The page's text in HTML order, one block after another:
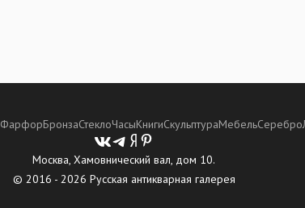
ФарфорБронзаСтеклоЧасыКнигиСкульптураМебельСеребро
Москва, Хамовнический вал, дом 10.
© 2016 - 2026 Русская антикварная галерея